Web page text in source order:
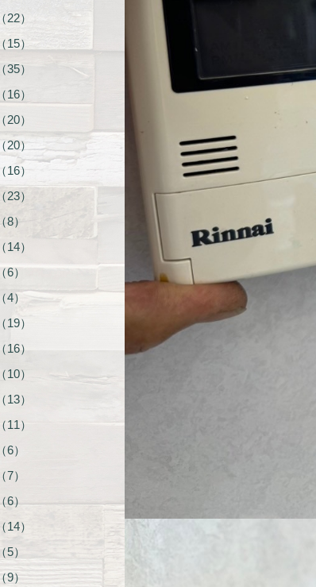
22）
15）
35）
16）
20）
20）
16）
23）
8）
14）
6）
4）
19）
16）
10）
13）
11）
）
7）
）
14）
5）
9）